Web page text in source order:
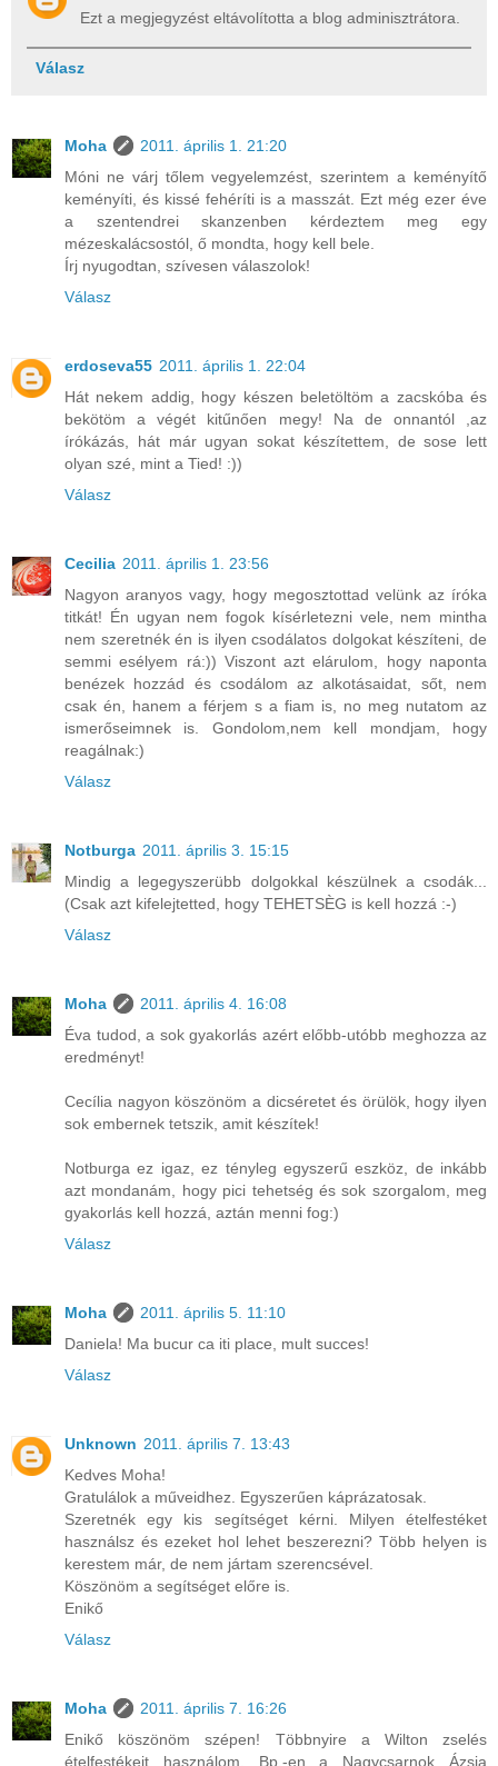
Ezt a megjegyzést eltávolította a blog adminisztrátora.
Válasz
Moha
2011. április 1. 21:20
Móni ne várj tőlem vegyelemzést, szerintem a keményítő
keményíti, és kissé fehéríti is a masszát. Ezt még ezer éve
a szentendrei skanzenben kérdeztem meg egy
mézeskalácsostól, ő mondta, hogy kell bele.
Írj nyugodtan, szívesen válaszolok!
Válasz
erdoseva55 2011. április 1. 22:04
Hát nekem addig, hogy készen beletöltöm a zacskóba és
bekötöm a végét kitűnően megy! Na de onnantól ,az
írókázás, hát már ugyan sokat készítettem, de sose lett
olyan szé, mint a Tied! :))
Válasz
Cecilia 2011. április 1. 23:56
Nagyon aranyos vagy, hogy megosztottad velünk az íróka
titkát! Én ugyan nem fogok kísérletezni vele, nem mintha
nem szeretnék én is ilyen csodálatos dolgokat készíteni, de
semmi esélyem rá:)) Viszont azt elárulom, hogy naponta
benézek hozzád és csodálom az alkotásaidat, sőt, nem
csak én, hanem a férjem s a fiam is, no meg nutatom az
ismerőseimnek is. Gondolom,nem kell mondjam, hogy
reagálnak:)
Válasz
Notburga 2011. április 3. 15:15
Mindig a legegyszerübb dolgokkal készülnek a csodák...
(Csak azt kifelejtetted, hogy TEHETSÈG is kell hozzá :-)
Válasz
Moha
2011. április 4. 16:08
Éva tudod, a sok gyakorlás azért előbb-utóbb meghozza az
eredményt!
Cecília nagyon köszönöm a dicséretet és örülök, hogy ilyen
sok embernek tetszik, amit készítek!
Notburga ez igaz, ez tényleg egyszerű eszköz, de inkább
azt mondanám, hogy pici tehetség és sok szorgalom, meg
gyakorlás kell hozzá, aztán menni fog:)
Válasz
Moha
2011. április 5. 11:10
Daniela! Ma bucur ca iti place, mult succes!
Válasz
Unknown 2011. április 7. 13:43
Kedves Moha!
Gratulálok a műveidhez. Egyszerűen káprázatosak.
Szeretnék egy kis segítséget kérni. Milyen ételfestéket
használsz és ezeket hol lehet beszerezni? Több helyen is
kerestem már, de nem jártam szerencsével.
Köszönöm a segítséget előre is.
Enikő
Válasz
Moha
2011. április 7. 16:26
Enikő köszönöm szépen! Többnyire a Wilton zselés
ételfestékeit használom, Bp.-en a Nagycsarnok Ázsia